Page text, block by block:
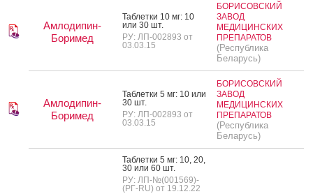
Амлодипин-
Боримед
Таб­летки 10 мг: 10
или 30 шт.
РУ: ЛП-002893 от
03.03.15
БОРИСОВСКИЙ
ЗАВОД
МЕДИЦИНСКИХ
ПРЕПАРАТОВ
(Республика
Беларусь)
Амлодипин-
Боримед
Таб­летки 5 мг: 10 или
30 шт.
РУ: ЛП-002893 от
03.03.15
БОРИСОВСКИЙ
ЗАВОД
МЕДИЦИНСКИХ
ПРЕПАРАТОВ
(Республика
Беларусь)
Таб­летки 5 мг: 10, 20,
30 или 60 шт.
РУ: ЛП-№(001569)-
(РГ-RU) от 19.12.22